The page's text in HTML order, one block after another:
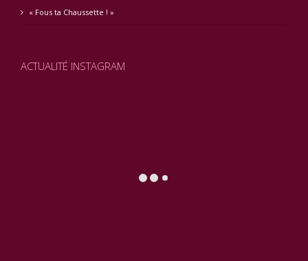
« Fous ta Chaussette ! »
ACTUALITÉ INSTAGRAM